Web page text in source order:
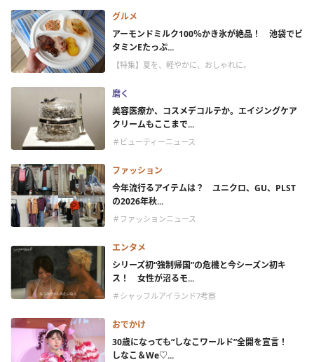
グルメ
アーモンドミルク100％かき氷が絶品！ 池袋でビ
タミンEたっぷ...
【特集】夏を、軽やかに、おしゃれに。
磨く
美容医療か、コスメデコルテか。エイジングケア
クリームもここまで...
＃ビューティーニュース
ファッション
今年流行るアイテムは？ ユニクロ、GU、PLST
の2026年秋...
＃ファッションニュース
エンタメ
シリーズ初“強制帰国”の危機と今シーズン初キ
ス！ 女性が沼るモ...
＃シャッフルアイランド7考察
おでかけ
30歳になっても“しなこワールド”全開を宣言！
しなこ＆We♡...